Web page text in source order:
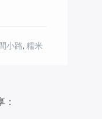
小路, 糯米